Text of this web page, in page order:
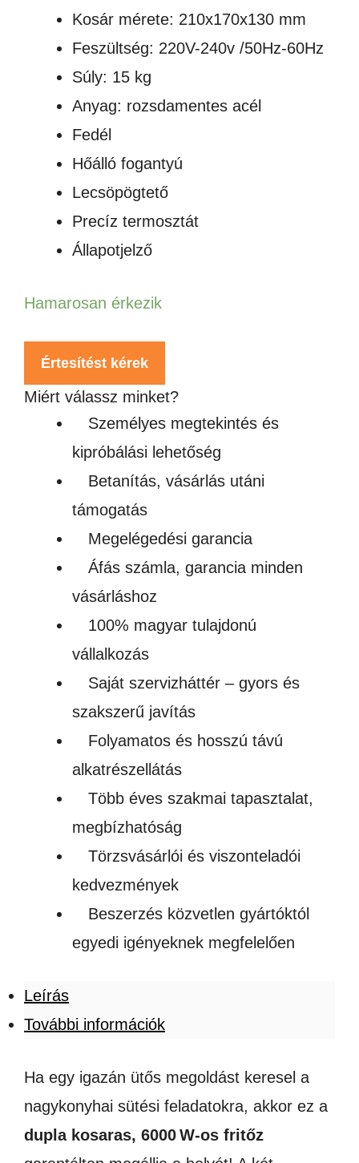
Kosár mérete: 210x170x130 mm
Feszültség: 220V-240v /50Hz-60Hz
Súly: 15 kg
Anyag: rozsdamentes acél
Fedél
Hőálló fogantyú
Lecsöpögtető
Precíz termosztát
Állapotjelző
Hamarosan érkezik
Értesítést kérek
Miért válassz minket?
Személyes megtekintés és
kipróbálási lehetőség
Betanítás, vásárlás utáni
támogatás
Megelégedési garancia
Áfás számla, garancia minden
vásárláshoz
100% magyar tulajdonú
vállalkozás
Saját szervizháttér – gyors és
szakszerű javítás
Folyamatos és hosszú távú
alkatrészellátás
Több éves szakmai tapasztalat,
megbízhatóság
Törzsvásárlói és viszonteladói
kedvezmények
Beszerzés közvetlen gyártóktól
egyedi igényeknek megfelelően
Leírás
További információk
Ha egy igazán ütős megoldást keresel a
nagykonyhai sütési feladatokra, akkor ez a
dupla kosaras, 6000 W-os fritőz